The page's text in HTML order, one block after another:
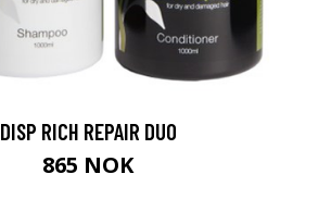
DISP RICH REPAIR DUO
865 NOK